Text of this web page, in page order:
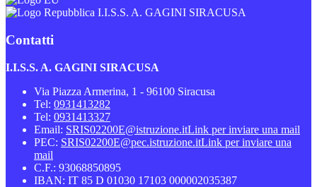
I.I.S.S. A. GAGINI SIRACUSA
Contatti
I.I.S.S. A. GAGINI SIRACUSA
Via Piazza Armerina, 1 - 96100 Siracusa
Tel: 0931413282
Tel: 0931413327
Email: SRIS02200E@istruzione.itLink per inviare una mail
PEC: SRIS02200E@pec.istruzione.itLink per inviare una
mail
C.F.: 93068850895
IBAN: IT 85 D 01030 17103 000002035387